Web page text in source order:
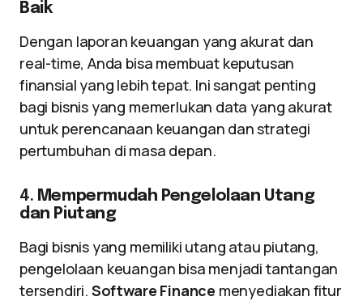
Baik
Dengan laporan keuangan yang akurat dan
real-time, Anda bisa membuat keputusan
finansial yang lebih tepat. Ini sangat penting
bagi bisnis yang memerlukan data yang akurat
untuk perencanaan keuangan dan strategi
pertumbuhan di masa depan.
4. Mempermudah Pengelolaan Utang
dan Piutang
Bagi bisnis yang memiliki utang atau piutang,
pengelolaan keuangan bisa menjadi tantangan
tersendiri. Software Finance menyediakan fitur